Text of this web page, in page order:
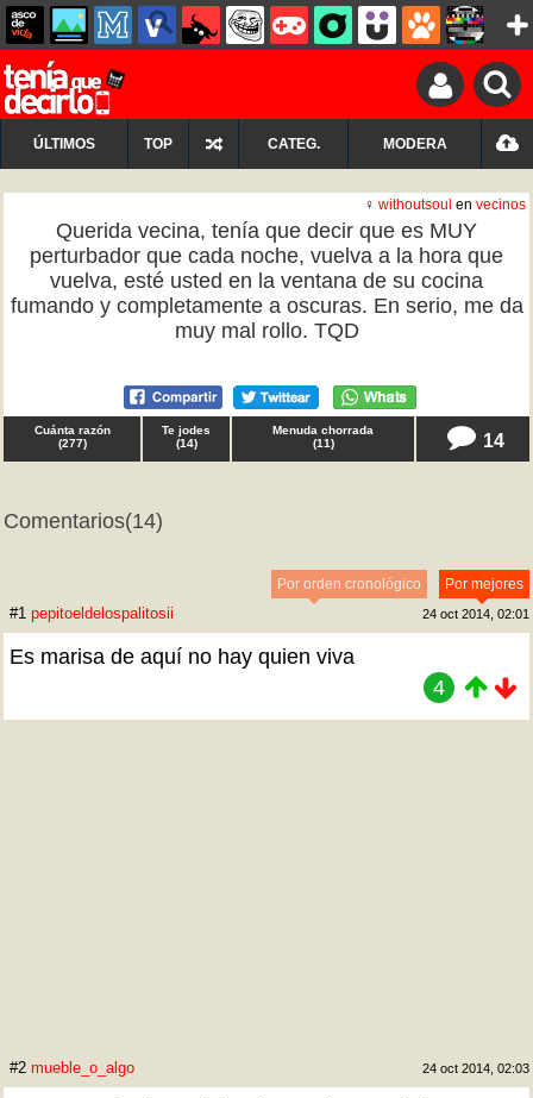
ÚLTIMOS TOP CATEG. MODERA
♀ withoutsoul en vecinos
Querida vecina, tenía que decir que es MUY
perturbador que cada noche, vuelva a la hora que
vuelva, esté usted en la ventana de su cocina
fumando y completamente a oscuras. En serio, me da
muy mal rollo. TQD
Cuánta razón
(277)
Te jodes
(14)
Menuda chorrada
(11) 14
Comentarios(14)
Por mejores
Por orden cronológico
#1 pepitoeldelospalitosii 24 oct 2014, 02:01
Es marisa de aquí no hay quien viva
4
#2 mueble_o_algo 24 oct 2014, 02:03